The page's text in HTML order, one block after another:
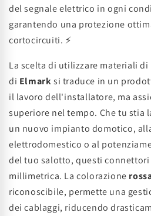
del segnale elettrico in ogni
garantendo una protezione
cortocircuiti. ⚡
La scelta di utilizzare materiali
di Elmarksi traduce in un
il lavoro dell'installatore, ma
superiore nel tempo. Che tu stia
un nuovo impianto domotico,
elettrodomestico o al
del tuo salotto, questi
millimetrica. La colorazione
riconoscibile, permette una
dei cablaggi, riducendo